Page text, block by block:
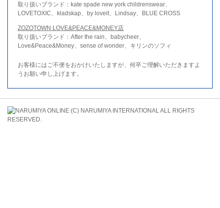
取り扱いブランド：kate spade new york childrenswear、
LOVETOXIC、kladskap、by loveit、Lindsay、BLUE CROSS
ZOZOTOWN LOVE&PEACE&MONEY店
取り扱いブランド：After the rain、babycheer、
Love&Peace&Money、sense of wonder、キリンのソフィ
お客様にはご不便をおかけいたしますが、何卒ご理解いただきますよ
うお願い申し上げます。